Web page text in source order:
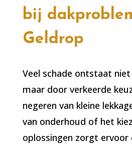
bij
Geldrop
Veel schade ontstaat
maar door verkeerde
negeren van kleine
van onderhoud of het
oplossingen zorgt